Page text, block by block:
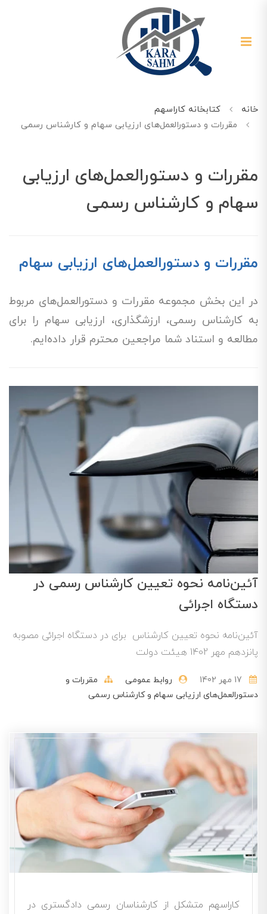
خانه
کتابخانه کاراسهم
مقررات و دستورالعمل‌های ارزیابی سهام و کارشناس رسمی
مقررات و دستورالعمل‌های ارزیابی
سهام و کارشناس رسمی
مقررات و دستورالعمل‌های ارزیابی سهام
در این بخش مجموعه مقررات و دستورالعمل‌های مربوط
به کارشناس رسمی، ارزشگذاری، ارزیابی سهام را برای
مطالعه و استناد شما مراجعین محترم قرار داده‌ایم.
آئین‌نامه نحوه تعیین کارشناس رسمی در
دستگاه اجرائی
آئین‌نامه نحوه تعیین کارشناس برای در دستگاه اجرائی مصوبه
پانزدهم مهر 1402 هیئت دولت
روابط عمومی
مقررات و
دستورالعمل‌های ارزیابی سهام و کارشناس رسمی
کاراسهم متشکل از کارشناسان رسمی دادگستری در